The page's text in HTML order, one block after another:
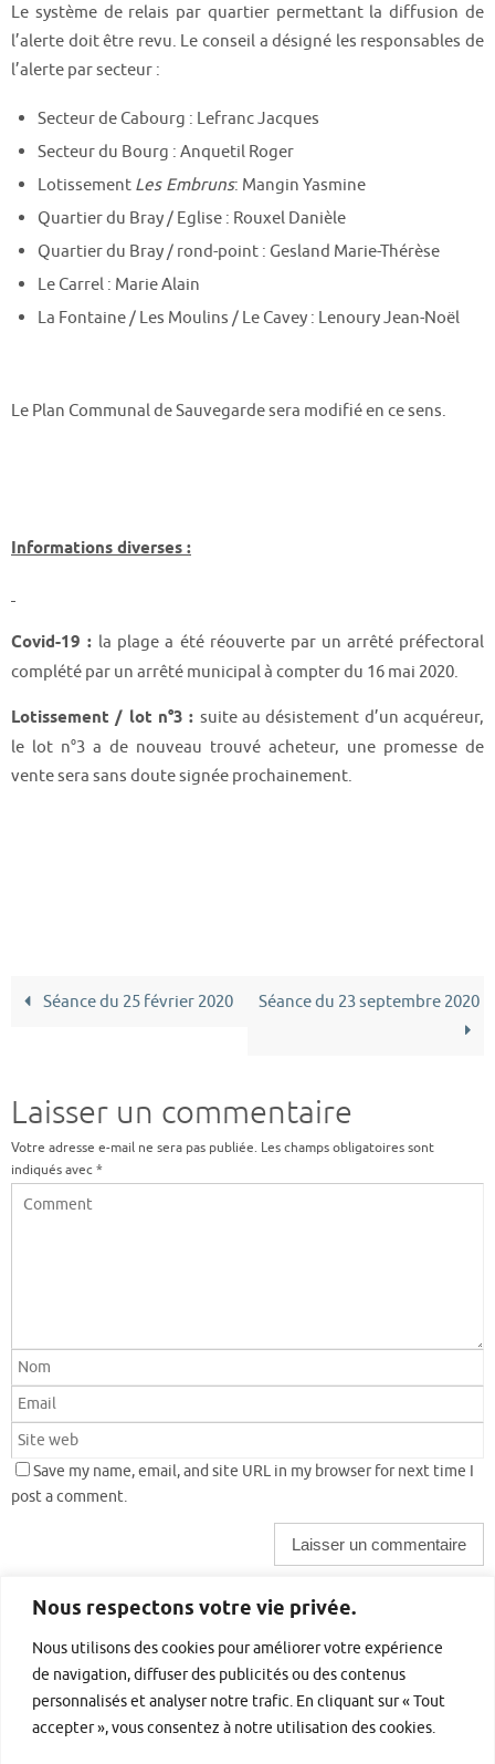
Nous respectons votre vie privée.
Nous utilisons des cookies pour améliorer votre expérience
de navigation, diffuser des publicités ou des contenus
personnalisés et analyser notre trafic. En cliquant sur « Tout
accepter », vous consentez à notre utilisation des cookies.
Le système de relais par quartier permettant la diffusion de
l’alerte doit être revu. Le conseil a désigné les responsables de
l’alerte par secteur :
Secteur de Cabourg : Lefranc Jacques
Secteur du Bourg : Anquetil Roger
Lotissement Les Embruns: Mangin Yasmine
Quartier du Bray / Eglise : Rouxel Danièle
Quartier du Bray / rond-point : Gesland Marie-Thérèse
Le Carrel : Marie Alain
La Fontaine / Les Moulins / Le Cavey : Lenoury Jean-Noël
Le Plan Communal de Sauvegarde sera modifié en ce sens.
Informations diverses :
Covid-19 : la plage a été réouverte par un arrêté préfectoral
complété par un arrêté municipal à compter du 16 mai 2020.
Lotissement / lot n°3 : suite au désistement d’un acquéreur,
le lot n°3 a de nouveau trouvé acheteur, une promesse de
vente sera sans doute signée prochainement.
Séance du 25 février 2020 Séance du 23 septembre 2020
Laisser un commentaire
Votre adresse e-mail ne sera pas publiée. Les champs obligatoires sont
indiqués avec*
Save my name, email, and site URL in my browser for next time I
post a comment.
Barre latérale droite